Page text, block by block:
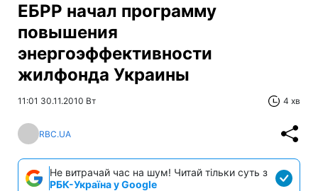
ЕБРР начал программу
повышения
энергоэффективности
жилфонда Украины
11:01 30.11.2010 Вт 4 хв
RBC.UA
Не витрачай час на шум! Читай тільки суть з
РБК-Україна у Google